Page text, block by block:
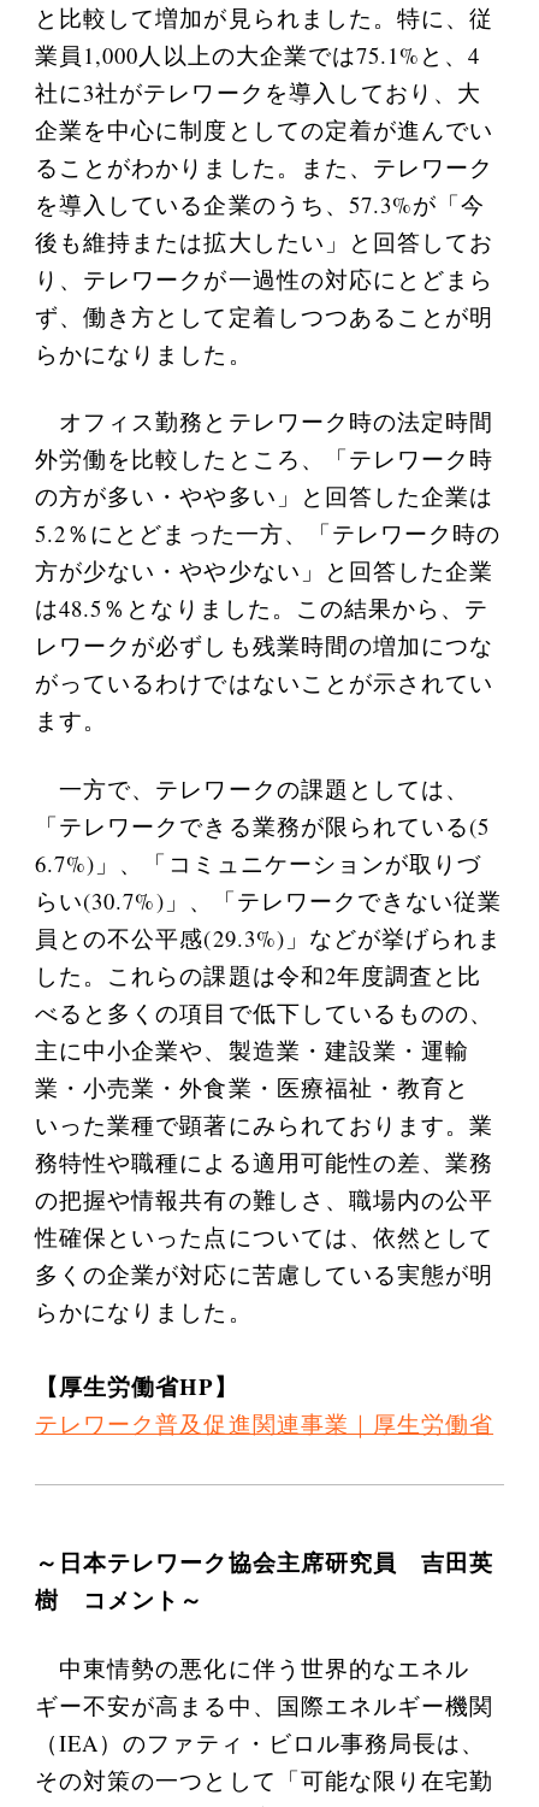
と比較して増加が見られました。特に、従
業員1,000人以上の大企業では75.1%と、4
社に3社がテレワークを導入しており、大
企業を中心に制度としての定着が進んでい
ることがわかりました。また、テレワーク
を導入している企業のうち、57.3%が「今
後も維持または拡大したい」と回答してお
り、テレワークが一過性の対応にとどまら
ず、働き方として定着しつつあることが明
らかになりました。
オフィス勤務とテレワーク時の法定時間
外労働を比較したところ、「テレワーク時
の方が多い・やや多い」と回答した企業は
5.2％にとどまった一方、「テレワーク時の
方が少ない・やや少ない」と回答した企業
は48.5％となりました。この結果から、テ
レワークが必ずしも残業時間の増加につな
がっているわけではないことが示されてい
ます。
一方で、テレワークの課題としては、
「テレワークできる業務が限られている(5
6.7%)」、「コミュニケーションが取りづ
らい(30.7%)」、「テレワークできない従業
員との不公平感(29.3%)」などが挙げられま
した。これらの課題は令和2年度調査と比
べると多くの項目で低下しているものの、
主に中小企業や、製造業・建設業・運輸
業・小売業・外食業・医療福祉・教育と
いった業種で顕著にみられております。業
務特性や職種による適用可能性の差、業務
の把握や情報共有の難しさ、職場内の公平
性確保といった点については、依然として
多くの企業が対応に苦慮している実態が明
らかになりました。
【厚生労働省HP】
テレワーク普及促進関連事業｜厚生労働省
～日本テレワーク協会主席研究員 吉田英
樹 コメント～
中東情勢の悪化に伴う世界的なエネル
ギー不安が高まる中、国際エネルギー機関
（IEA）のファティ・ビロル事務局長は、
その対策の一つとして「可能な限り在宅勤